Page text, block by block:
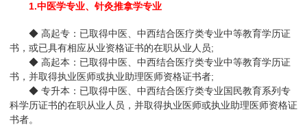
1.中医学专业、针灸推拿学专业
◆ 高起专：已取得中医、中西结合医疗类专业中等教育学历证
书，或已具有相应从业资格证书的在职从业人员;
◆ 高起本：已取得中医、中西结合医疗类专业中等教育学历证
书，并取得执业医师或执业助理医师资格证书者;
◆ 专升本：已取得中医、中西结合医疗类专业国民教育系列专
科学历证书的在职从业人员，并取得执业医师或执业助理医师资格证
书者。